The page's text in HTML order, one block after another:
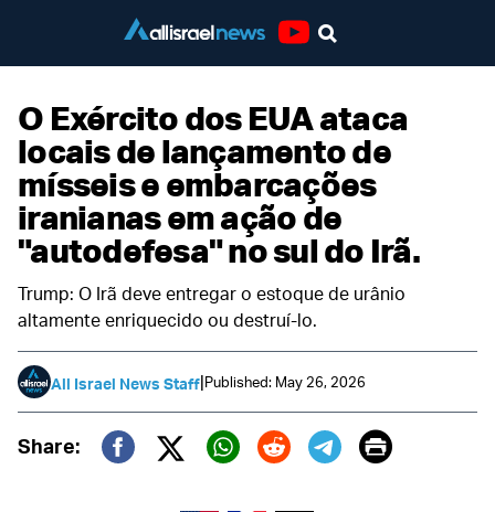
O Exército dos EUA ataca
locais de lançamento de
mísseis e embarcações
iranianas em ação de
"autodefesa" no sul do Irã.
Trump: O Irã deve entregar o estoque de urânio
altamente enriquecido ou destruí-lo.
All Israel News Staff|Published: May 26, 2026
Share:
Twitter (X)
Print